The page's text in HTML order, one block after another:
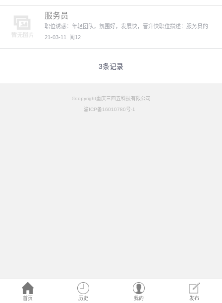
首页 历史 我的 发布
服务员
职位诱惑：年轻团队，氛围好，发展快，晋升快职位描述：服务员的
21-03-11
阅12
3条记录
©copyright重庆三四五科技有限公司
渝ICP备16010780号-1